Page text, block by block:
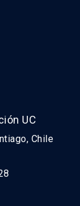
UC
Chile